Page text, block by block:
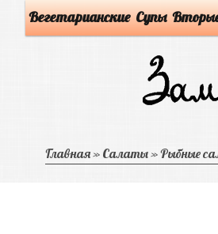
Вегетарианские Супы
Главная» Салаты»Рыбные